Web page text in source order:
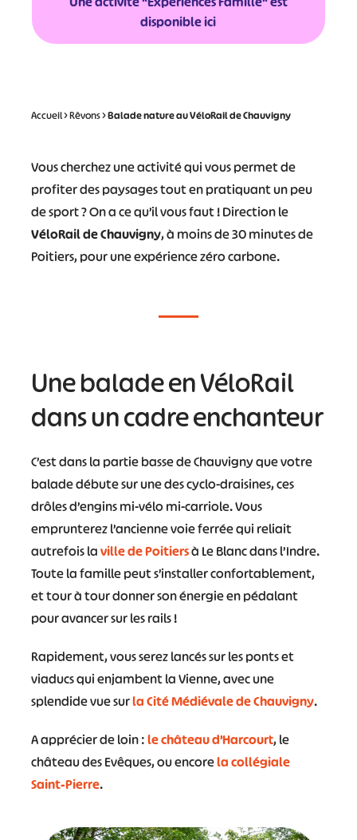
disponible ici
Accueil>Rêvons>Balade nature au VéloRail de Chauvigny
Vous cherchez une activité qui vous permet de
profiter des paysages tout en pratiquant un peu
de sport ? On a ce qu’il vous faut ! Direction le
VéloRail de Chauvigny, à moins de 30 minutes de
Poitiers, pour une expérience zéro carbone.
Une balade en VéloRail
dans un cadre enchanteur
C’est dans la partie basse de Chauvigny que votre
balade débute sur une des cyclo-draisines, ces
drôles d’engins mi-vélo mi-carriole. Vous
emprunterez l’ancienne voie ferrée qui reliait
autrefois laville de Poitiersà Le Blanc dans l’Indre.
Toute la famille peut s’installer confortablement,
et tour à tour donner son énergie en pédalant
pour avancer sur les rails !
Rapidement, vous serez lancés sur les ponts et
viaducs qui enjambent la Vienne, avec une
splendide vue surla Cité Médiévale de Chauvigny.
A apprécier de loin :le château d’Harcourt, le
château des Evêques, ou encorela collégiale
Saint-Pierre.